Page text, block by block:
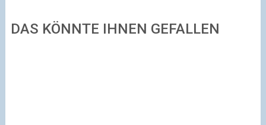
DAS KÖNNTE IHNEN GEFALLEN